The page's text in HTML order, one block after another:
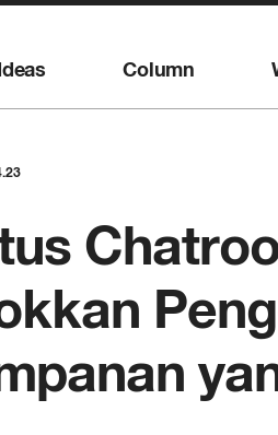
Column